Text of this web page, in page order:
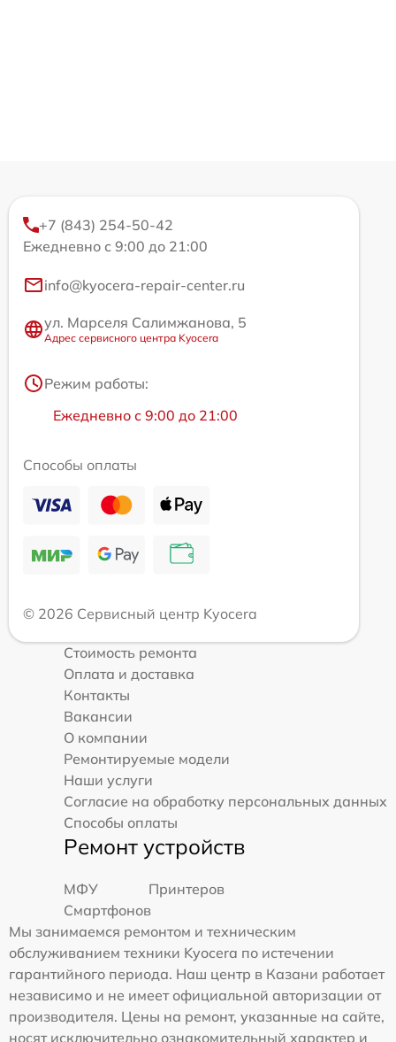
+7 (843) 254-50-42
Ежедневно с 9:00 до 21:00
info@kyocera-repair-center.ru
ул. Марселя Салимжанова, 5
Адрес сервисного центра Kyocera
Режим работы:
Ежедневно с 9:00 до 21:00
Способы оплаты
© 2026 Сервисный центр Kyocera
Стоимость ремонта
Оплата и доставка
Контакты
Вакансии
О компании
Ремонтируемые модели
Наши услуги
Согласие на обработку персональных данных
Способы оплаты
Ремонт устройств
МФУ
Принтеров
Смартфонов
Мы занимаемся ремонтом и техническим
обслуживанием техники Kyocera по истечении
гарантийного периода. Наш центр в Казани работает
независимо и не имеет официальной авторизации от
производителя. Цены на ремонт, указанные на сайте,
носят исключительно ознакомительный характер и